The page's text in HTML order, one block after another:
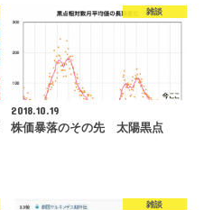
雑談
2018.10.19
株価暴落のその先 太陽黒点
雑談